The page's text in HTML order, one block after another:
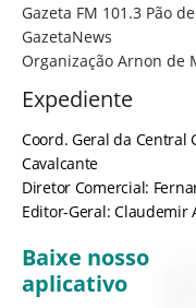
Gazeta FM 101.3 Pão
GazetaNews
Organização Arnon de
Expediente
Coord. Geral da Central
Cavalcante
Diretor Comercial:
Editor-Geral: Claudemir
Baixe nosso
aplicativo